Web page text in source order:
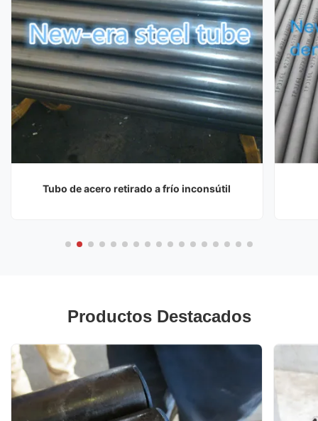
Tubo de acero retirado a frío inconsútil
Productos Destacados